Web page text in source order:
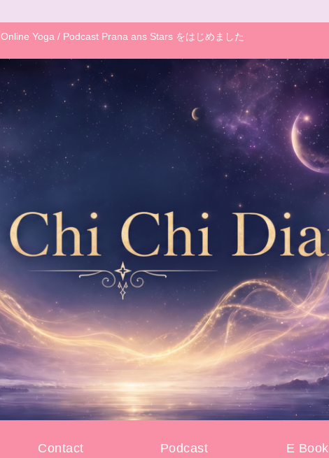
Online Yoga / Podcast Prana ans Stars をはじめました
Contact Podcast E Book